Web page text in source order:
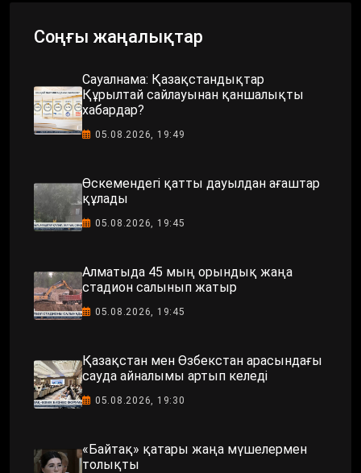
Соңғы жаңалықтар
Сауалнама: Қазақстандықтар
Құрылтай сайлауынан қаншалықты
хабардар?
05.08.2026, 19:49
Өскемендегі қатты дауылдан ағаштар
құлады
05.08.2026, 19:45
Алматыда 45 мың орындық жаңа
стадион салынып жатыр
05.08.2026, 19:45
Қазақстан мен Өзбекстан арасындағы
сауда айналымы артып келеді
05.08.2026, 19:30
«Байтақ» қатары жаңа мүшелермен
толықты